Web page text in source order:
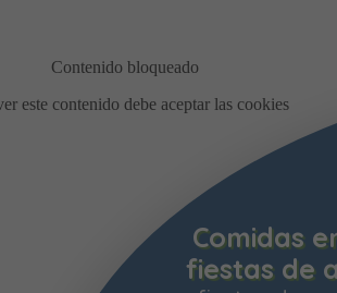
Comidas
fiestas de